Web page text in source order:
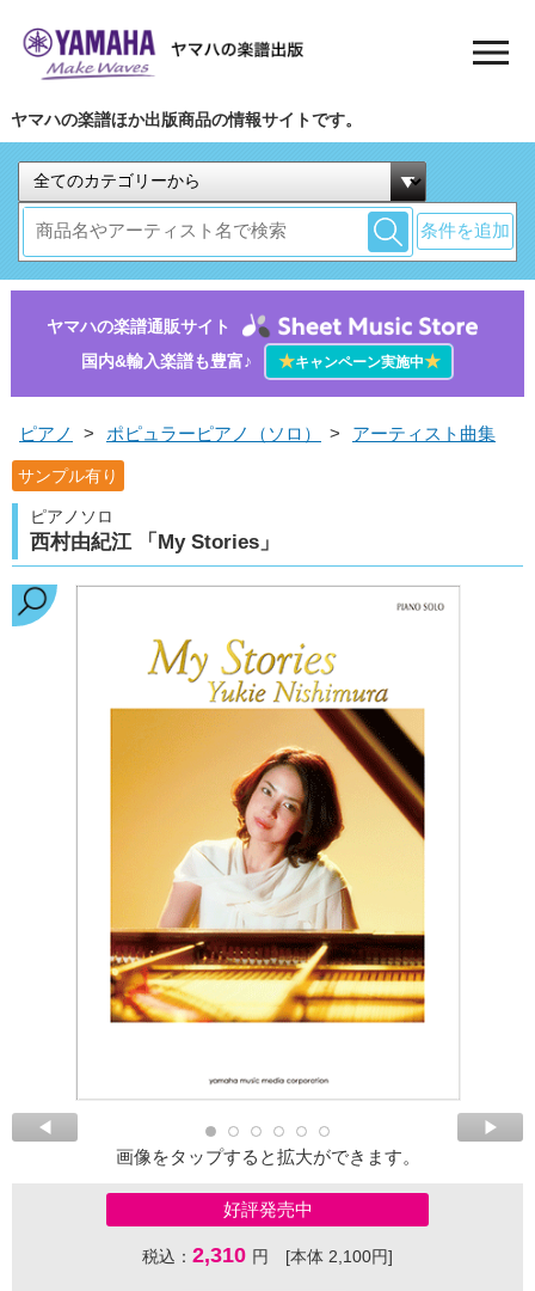
ヤマハの楽譜ほか出版商品の情報サイトです。
条件を追加
ヤマハの楽譜通販サイト
国内&輸入楽譜も豊富♪
★キャンペーン実施中★
ピアノ > ポピュラーピアノ（ソロ） > アーティスト曲集
サンプル有り
ピアノソロ
西村由紀江 「My Stories」
画像をタップすると拡大ができます。
好評発売中
税込： 2,310 円 [本体 2,100円]